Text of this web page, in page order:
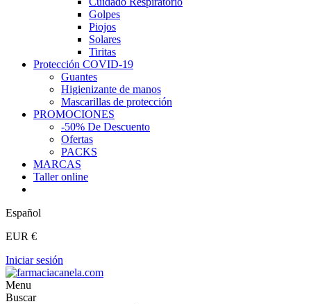
Golpes
Piojos
Solares
Tiritas
Protección COVID-19
Guantes
Higienizante de manos
Mascarillas de protección
PROMOCIONES
-50% De Descuento
Ofertas
PACKS
MARCAS
Taller online
Español
EUR €
Iniciar sesión
Menu
Buscar